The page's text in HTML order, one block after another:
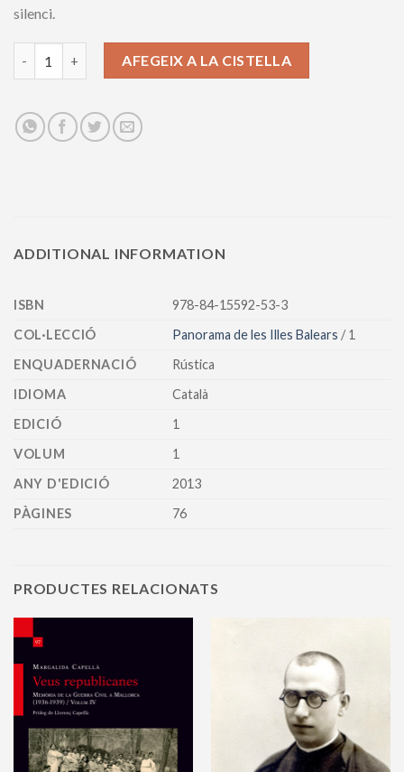
silenci.
Dones republicanes: testimonis de la història oculta quantity
AFEGEIX A LA CISTELLA
ADDITIONAL INFORMATION
ISBN
978-84-15592-53-3
COL·LECCIÓ
Panorama de les Illes Balears/ 1
ENQUADERNACIÓ
Rústica
IDIOMA
Català
EDICIÓ
1
VOLUM
1
ANY D'EDICIÓ
2013
PÀGINES
76
PRODUCTES RELACIONATS